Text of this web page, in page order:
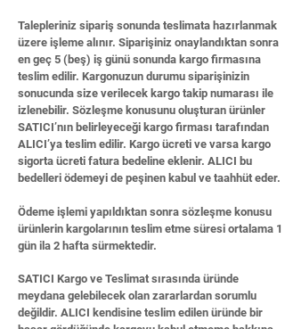
Talepleriniz sipariş sonunda teslimata hazırlanmak
üzere işleme alınır. Siparişiniz onaylandıktan sonra
en geç 5 (beş) iş günü sonunda kargo firmasına
teslim edilir. Kargonuzun durumu siparişinizin
sonucunda size verilecek kargo takip numarası ile
izlenebilir. Sözleşme konusunu oluşturan ürünler
SATICI’nın belirleyeceği kargo firması tarafından
ALICI’ya teslim edilir. Kargo ücreti ve varsa kargo
sigorta ücreti fatura bedeline eklenir. ALICI bu
bedelleri ödemeyi de peşinen kabul ve taahhüt eder.
Ödeme işlemi yapıldıktan sonra sözleşme konusu
ürünlerin kargolarının teslim etme süresi ortalama 1
gün ila 2 hafta sürmektedir.
SATICI Kargo ve Teslimat sırasında üründe
meydana gelebilecek olan zararlardan sorumlu
değildir. ALICI kendisine teslim edilen üründe bir